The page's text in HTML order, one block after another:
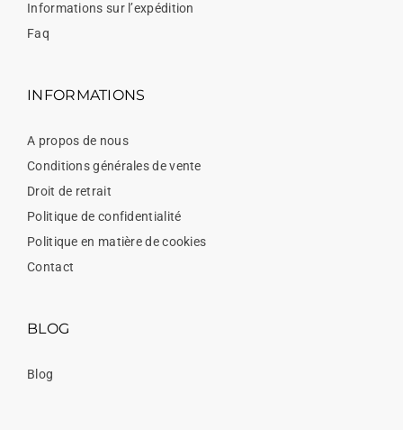
Informations sur l’expédition
Faq
INFORMATIONS
A propos de nous
Conditions générales de vente
Droit de retrait
Politique de confidentialité
Politique en matière de cookies
Contact
BLOG
Blog